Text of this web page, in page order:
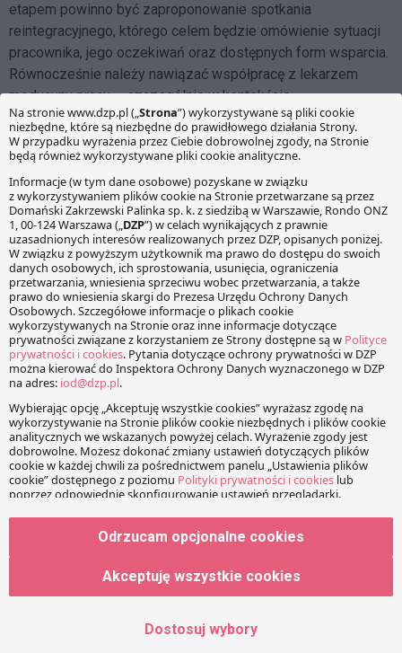
etapem powinno być zaproponowanie spotkania
reintegracyjnego, którego celem będzie omówienie sytuacji
pracownika, jego oczekiwań oraz dostępnych form wsparcia.
Równocześnie należy nawiązać współpracę z lekarzem
medycyny pracy – szczególnie w kontekście
obowiązkowego badania powrotnego oraz ewentualnej
adaptacji stanowiska. Po powrocie pracownika do pracy
należy zaplanować okres monitorowania, obejmujący np.
punkty kontrolne i dodatkowe wsparcie adaptacyjne w ciągu
pierwszych kilku tygodni.
Wydaje się, że wdrożenie polityki reintegracyjnej nie jest
tylko kwestią HR-ową – to inwestycja w kulturę
organizacyjną, która realnie może wspierać pracowników i
przynosić wymierne efekty. W dobie transformacji ESG takie
działania mogą świadczyć o dojrzałości i odpowiedzialności
firmy.
Facebook Share on X LinkedIn
WhatsApp Email Copy Link
PRZECZYTAJ RÓWNIEŻ:
Odrzucam opcjonalne cookies
Akceptuję wszystkie cookies
Dostosuj wybory